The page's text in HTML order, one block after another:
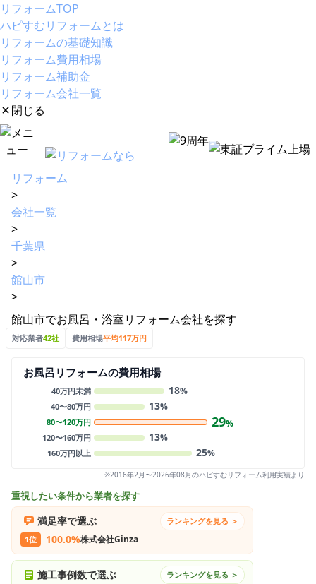
リフォームTOP
ハピすむリフォームとは
リフォームの基礎知識
リフォーム費用相場
リフォーム補助金
リフォーム会社一覧
閉じる
リフォーム
>
会社一覧
>
千葉県
>
館山市
>
館山市でお風呂・浴室リフォーム会社を探す
対応業者42社 費用相場平均117万円
お風呂リフォームの費用相場
40万円未満 18%
40〜80万円 13%
80〜120万円 29%
120〜160万円 13%
160万円以上 25%
※2016年2月〜2026年08月のハピすむリフォーム利用実績より
重視したい条件から業者を探す
満足率で選ぶ
ランキングを見る ＞
1位
100.0%株式会社Ginza
施工事例数で選ぶ
ランキングを見る ＞